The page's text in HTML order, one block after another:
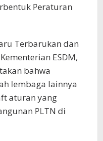
Peraturan
Terbarukan dan
ESDM,
bahwa
lembaga lainnya
aturan yang
PLTN di